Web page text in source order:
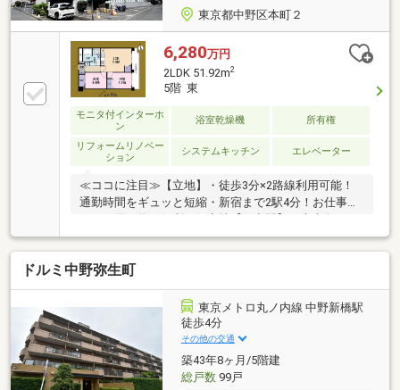
東京都中野区本町２
6,280万円
2LDK 51.92m2
5階 東
モニタ付インターホ
ン
浴室乾燥機 所有権
リフォームリノベー
ション
システムキッチン エレベーター
≪ココに注目≫【立地】・徒歩3分×2路線利用可能！
通勤時間をギュッと短縮・新宿まで2駅4分！お仕事帰
陽当り良好な2LDKをリノベーション・リビングにはシ
ェルフ・ＷＩＣもあり収納充実でお部屋もすっきり
【建物】・耐震補強工事実施、長期修繕計画もあり管
理も良好・一人暮らしも安心のオートロック完備
【Amazonギフト券5万円プレゼント】お問い合わせ物
件にてご契約頂いたお客様に進呈いたします※詳細は
プレゼント情報をご確認下さいお仕事帰りのご見学も
OK【ネット予約24時間受付中】お急ぎの方は 03-5309-
2041
ドルミ中野弥生町
東京メトロ丸ノ内線 中野新橋駅
徒歩4分
その他の交通
築43年8ヶ月/5階建
総戸数99戸